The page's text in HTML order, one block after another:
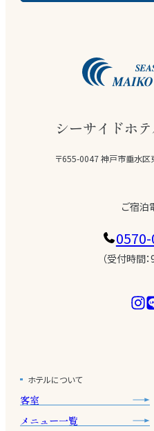
シーサイドホ
〒655-0047 神戸市垂水区
ご宿泊
（受付時間
ホテルについて
客室
メニュー一覧